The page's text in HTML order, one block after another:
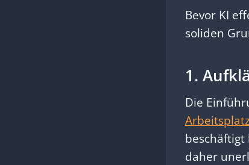
Bevor KI
soliden
1.
Die
beschäftigt
daher